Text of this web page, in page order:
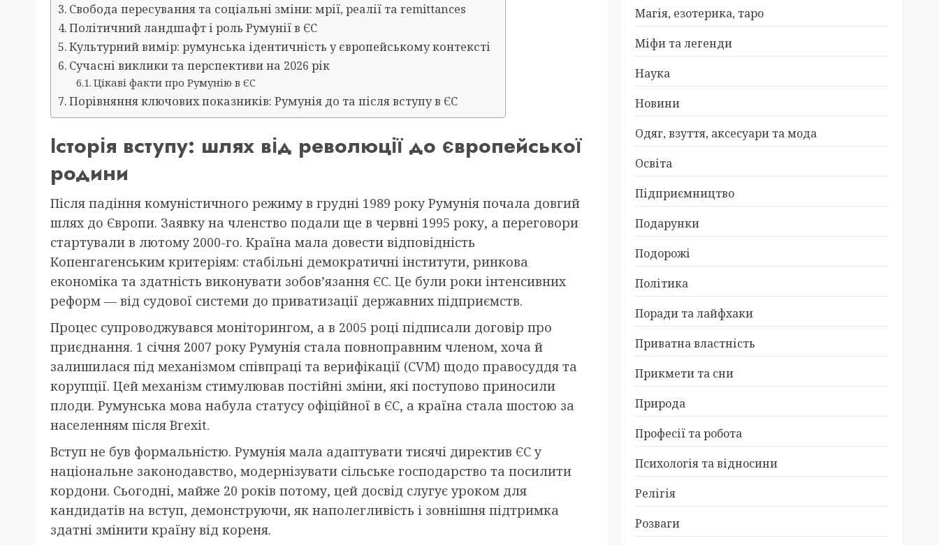
Свобода пересування та соціальні зміни: мрії, реалії та remittances
Політичний ландшафт і роль Румунії в ЄС
Культурний вимір: румунська ідентичність у європейському контексті
Сучасні виклики та перспективи на 2026 рік
Цікаві факти про Румунію в ЄС
Порівняння ключових показників: Румунія до та після вступу в ЄС
Історія вступу: шлях від революції до європейської
родини
Після падіння комуністичного режиму в грудні 1989 року Румунія почала довгий
шлях до Європи. Заявку на членство подали ще в червні 1995 року, а переговори
стартували в лютому 2000-го. Країна мала довести відповідність
Копенгагенським критеріям: стабільні демократичні інститути, ринкова
економіка та здатність виконувати зобов’язання ЄС. Це були роки інтенсивних
реформ — від судової системи до приватизації державних підприємств.
Процес супроводжувався моніторингом, а в 2005 році підписали договір про
приєднання. 1 січня 2007 року Румунія стала повноправним членом, хоча й
залишилася під механізмом співпраці та верифікації (CVM) щодо правосуддя та
корупції. Цей механізм стимулював постійні зміни, які поступово приносили
плоди. Румунська мова набула статусу офіційної в ЄС, а країна стала шостою за
населенням після Brexit.
Вступ не був формальністю. Румунія мала адаптувати тисячі директив ЄС у
національне законодавство, модернізувати сільське господарство та посилити
кордони. Сьогодні, майже 20 років потому, цей досвід слугує уроком для
кандидатів на вступ, демонструючи, як наполегливість і зовнішня підтримка
здатні змінити країну від кореня.
Магія, езотерика, таро
Міфи та легенди
Наука
Новини
Одяг, взуття, аксесуари та мода
Освіта
Підприємництво
Подарунки
Подорожі
Політика
Поради та лайфхаки
Приватна властність
Прикмети та сни
Природа
Професії та робота
Психологія та відносини
Релігія
Розваги